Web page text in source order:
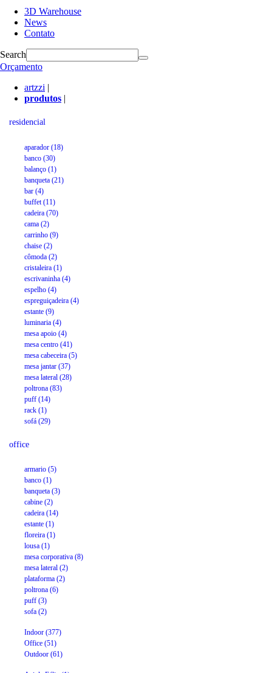
3D Warehouse
News
Contato
Search
Orçamento
artzzi |
produtos |
residencial
aparador (18)
banco (30)
balanço (1)
banqueta (21)
bar (4)
buffet (11)
cadeira (70)
cama (2)
carrinho (9)
chaise (2)
cômoda (2)
cristaleira (1)
escrivaninha (4)
espelho (4)
espreguiçadeira (4)
estante (9)
luminaria (4)
mesa apoio (4)
mesa centro (41)
mesa cabeceira (5)
mesa jantar (37)
mesa lateral (28)
poltrona (83)
puff (14)
rack (1)
sofá (29)
office
armario (5)
banco (1)
banqueta (3)
cabine (2)
cadeira (14)
estante (1)
floreira (1)
lousa (1)
mesa corporativa (8)
mesa lateral (2)
plataforma (2)
poltrona (6)
puff (3)
sofa (2)
Indoor (377)
Office (51)
Outdoor (61)